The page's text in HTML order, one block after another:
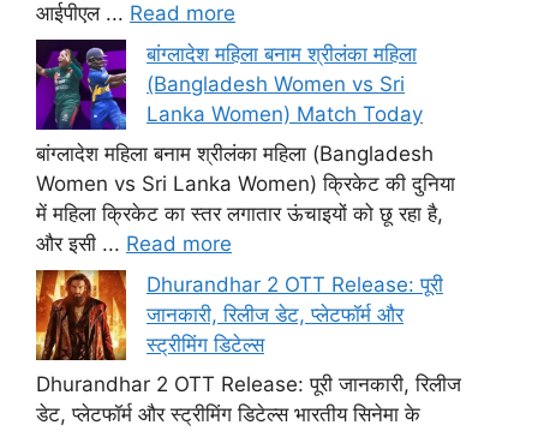
आईपीएल ... Read more
बांग्लादेश महिला बनाम श्रीलंका महिला
(Bangladesh Women vs Sri
Lanka Women) Match Today
बांग्लादेश महिला बनाम श्रीलंका महिला (Bangladesh
Women vs Sri Lanka Women) क्रिकेट की दुनिया
में महिला क्रिकेट का स्तर लगातार ऊंचाइयों को छू रहा है,
और इसी ... Read more
Dhurandhar 2 OTT Release: पूरी
जानकारी, रिलीज डेट, प्लेटफॉर्म और
स्ट्रीमिंग डिटेल्स
Dhurandhar 2 OTT Release: पूरी जानकारी, रिलीज
डेट, प्लेटफॉर्म और स्ट्रीमिंग डिटेल्स भारतीय सिनेमा के